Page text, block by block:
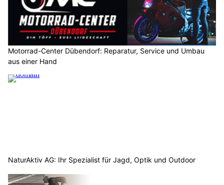
Motorrad-Center Dübendorf: Reparatur, Service und Umbau
aus einer Hand
NaturAktiv AG: Ihr Spezialist für Jagd, Optik und Outdoor